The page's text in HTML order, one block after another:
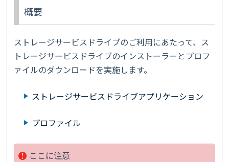
概要
ストレージサービスドライブのご利用にあたって、ス
トレージサービスドライブのインストーラーとプロフ
ァイルのダウンロードを実施します。
ストレージサービスドライブアプリケーション
プロファイル
ここに注意